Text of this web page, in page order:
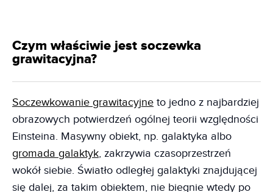
Czym właściwie jest soczewka
grawitacyjna?
Soczewkowanie grawitacyjne to jedno z najbardziej
obrazowych potwierdzeń ogólnej teorii względności
Einsteina. Masywny obiekt, np. galaktyka albo
gromada galaktyk, zakrzywia czasoprzestrzeń
wokół siebie. Światło odległej galaktyki znajdującej
się dalej, za takim obiektem, nie biegnie wtedy po